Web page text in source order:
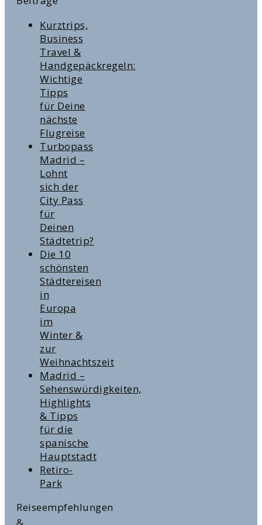
Kurztrips,
Business
Travel &
Handgepäckregeln:
Wichtige
Tipps
für Deine
nächste
Flugreise
Turbopass
Madrid –
Lohnt
sich der
City Pass
für
Deinen
Städtetrip?
Die 10
schönsten
Städtereisen
in
Europa
im
Winter &
zur
Weihnachtszeit
Madrid –
Sehenswürdigkeiten,
Highlights
& Tipps
für die
spanische
Hauptstadt
Retiro-
Park
Reiseempfehlungen